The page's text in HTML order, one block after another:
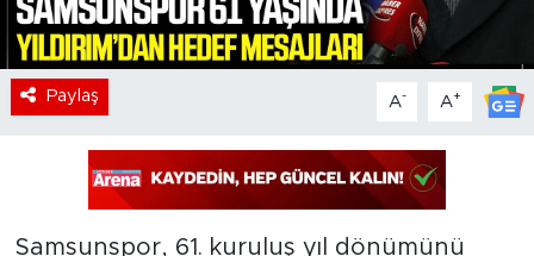
Paylaş A- A+
Samsunspor, 61. kuruluş yıl dönümünü